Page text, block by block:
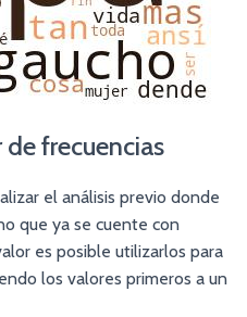
de frecuencias
el análisis previo donde
que ya se cuente con
es posible utilizarlos para
los valores primeros a un